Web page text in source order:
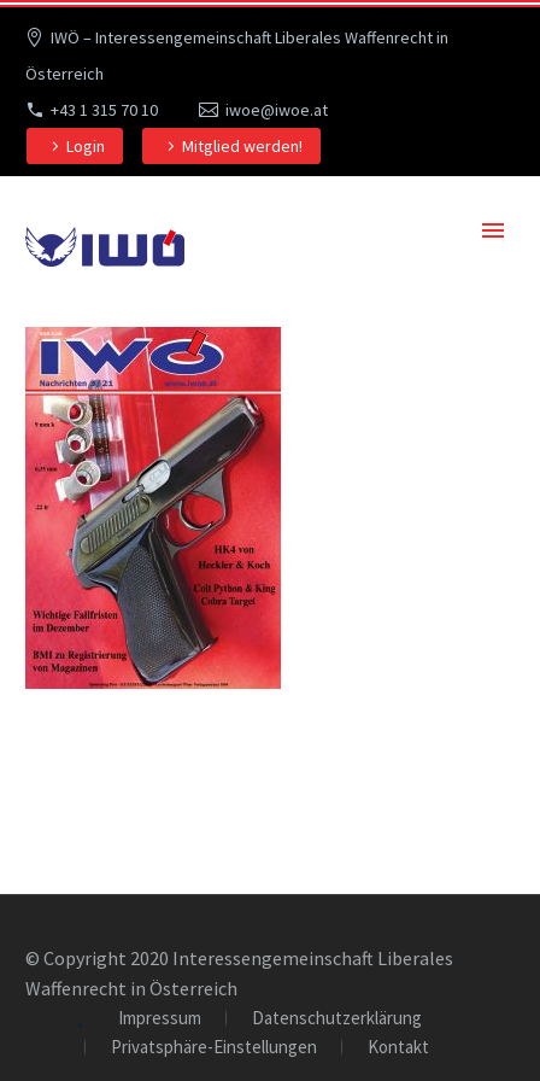
IWÖ – Interessengemeinschaft Liberales Waffenrecht in
Österreich
+43 1 315 70 10
iwoe@iwoe.at
Login
Mitglied werden!
© Copyright 2020 Interessengemeinschaft Liberales
Waffenrecht in Österreich
Impressum
Datenschutzerklärung
Privatsphäre-Einstellungen
Kontakt